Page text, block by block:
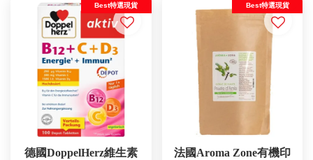
Best特選現貨
德國DoppelHerz維生素
Best特選現貨
法國Aroma Zone有機印